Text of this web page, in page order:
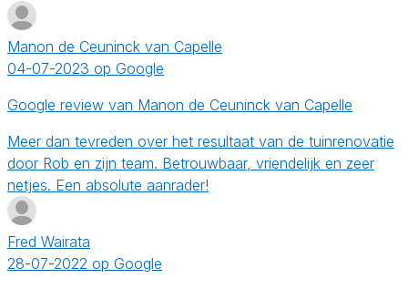
Manon de Ceuninck van Capelle
04-07-2023 op Google
Google review van Manon de Ceuninck van Capelle
Meer dan tevreden over het resultaat van de tuinrenovatie
door Rob en zijn team. Betrouwbaar, vriendelijk en zeer
netjes. Een absolute aanrader!
Fred Wairata
28-07-2022 op Google